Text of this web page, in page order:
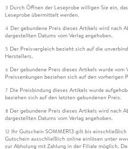
3 Durch Öffnen der Leseprobe willigen Sie ein,
Leseprobe übermittelt werden.
4 Der gebundene Preis dieses Artikels wird nach
dargestellten Datums vom Verlag angehoben.
5 Der Preisvergleich bezieht sich auf die
Herstellers.
6 Der gebundene Preis dieses Artikels wurde vom
Preissenkungen beziehen sich auf den vorherigen
7 Die Preisbindung dieses Artikels wurde
beziehen sich auf den letzten gebundenen Preis.
8 Der gebundene Preis dieses Artikels wird nach
dargestellten Datums vom Verlag angehoben.
12 Ihr Gutschein SOMMER13 gilt bis
Gutschein ausschließlich online einlösen unter
zur Abholung mit Zahlung in der Filiale möglich.